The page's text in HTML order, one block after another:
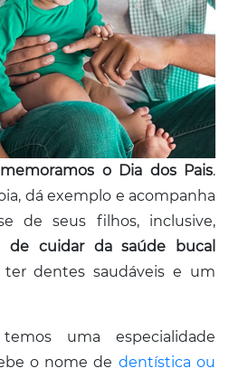
o Dia dos Pais.
dá exemplo e acompanha
de seus filhos, inclusive,
de cuidar da saúde bucal
dentes saudáveis e um
uma especialidade
o nome de dentística ou